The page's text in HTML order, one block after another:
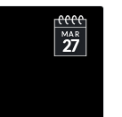
MAR
27